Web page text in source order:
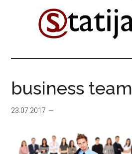
business team
23.07.2017